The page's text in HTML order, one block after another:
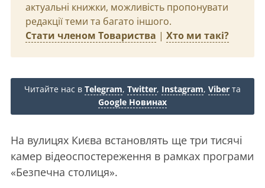
актуальні книжки, можливість пропонувати
редакції теми та багато іншого.
Стати членом Товариства | Хто ми такі?
Читайте нас в Telegram, Twitter, Instagram, Viber та
Google Новинах
На вулицях Києва встановлять ще три тисячі
камер відеоспостереження в рамках програми
«Безпечна столиця».